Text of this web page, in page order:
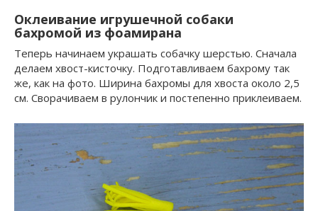
Оклеивание игрушечной собаки
бахромой из фоамирана
Теперь начинаем украшать собачку шерстью. Сначала
делаем хвост-кисточку. Подготавливаем бахрому так
же, как на фото. Ширина бахромы для хвоста около 2,5
см. Сворачиваем в рулончик и постепенно приклеиваем.